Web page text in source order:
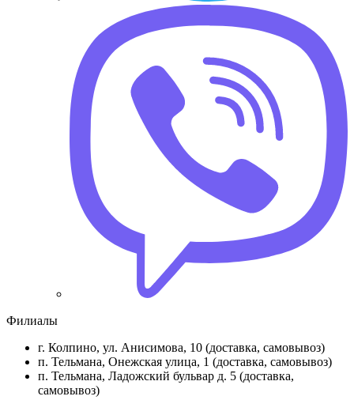
Филиалы
г. Колпино, ул. Анисимова, 10 (доставка, самовывоз)
п. Тельмана, Онежская улица, 1 (доставка, самовывоз)
п. Тельмана, Ладожский бульвар д. 5 (доставка,
самовывоз)